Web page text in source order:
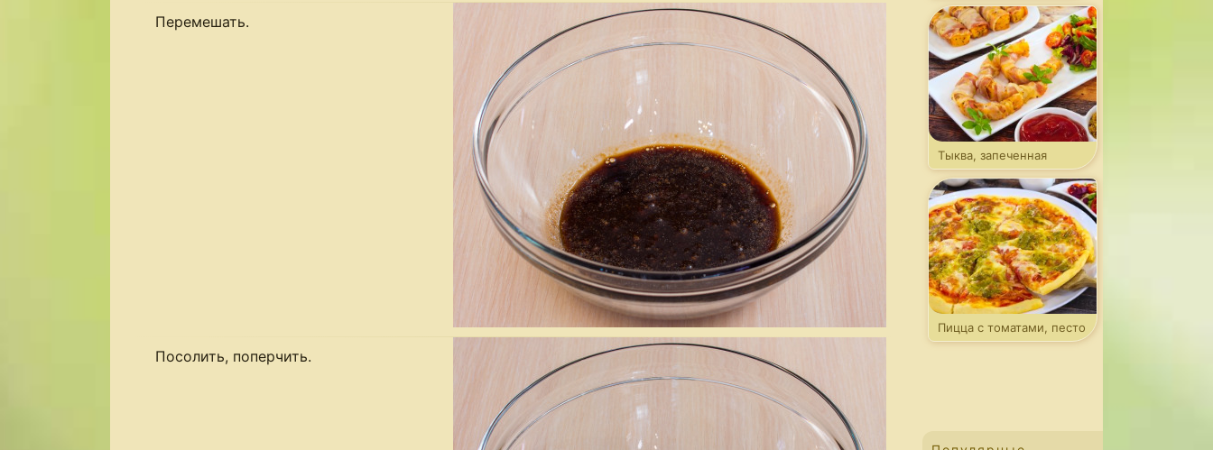
Перемешать.
Посолить, поперчить.
с капустой
Тыква, запеченная
в беконе
Пицца с томатами, песто